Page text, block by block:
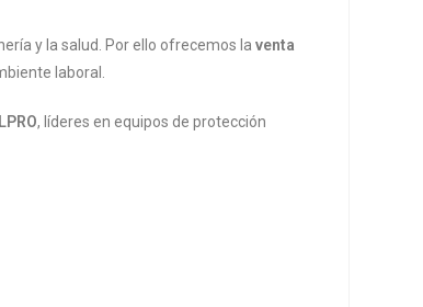
y la salud. Por ello ofrecemos la venta
laboral.
, líderes en equipos de protección